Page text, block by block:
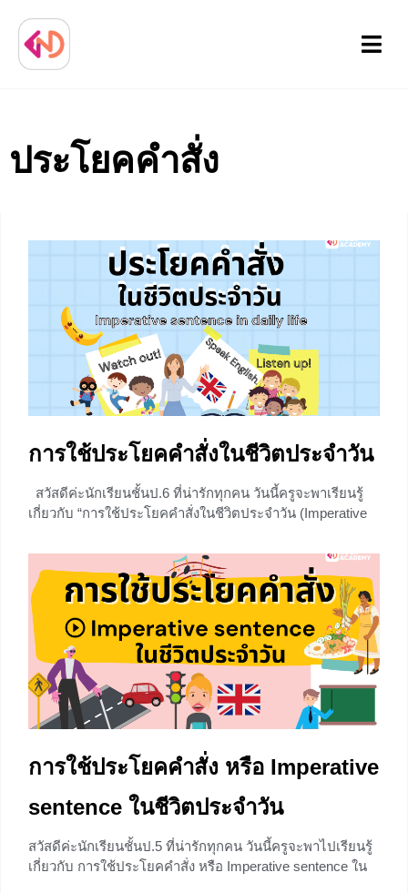
Menu
ประโยคคำสั่ง
การใช้ประโยคคำสั่งในชีวิตประจำวัน
สวัสดีค่ะนักเรียนชั้นป.6 ที่น่ารักทุกคน วันนี้ครูจะพาเรียนรู้
เกี่ยวกับ “การใช้ประโยคคำสั่งในชีวิตประจำวัน (Imperative
ประเภทของประโยค ” Imperative sentence “ Imperative
sentence ในรูปแบบประโยคบอกเล่าจะ ใช้ Verb base
0
การใช้ประโยคคำสั่ง หรือ Imperative
sentence ในชีวิตประจำวัน
สวัสดีค่ะนักเรียนชั้นป.5 ที่น่ารักทุกคน วันนี้ครูจะพาไปเรียนรู้
เกี่ยวกับ การใช้ประโยคคำสั่ง หรือ Imperative sentence ใน